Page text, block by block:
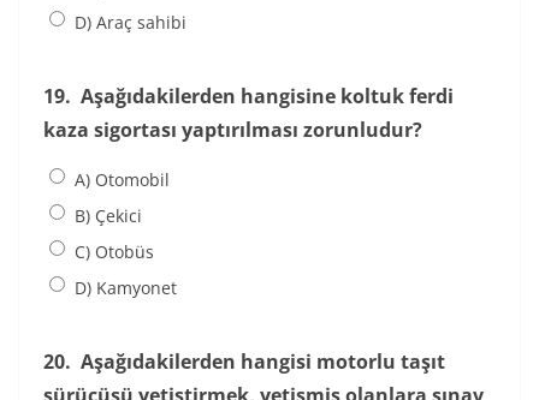
D) Araç sahibi
19. Aşağıdakilerden hangisine koltuk ferdi
kaza sigortası yaptırılması zorunludur?
A) Otomobil
B) Çekici
C) Otobüs
D) Kamyonet
20. Aşağıdakilerden hangisi motorlu taşıt